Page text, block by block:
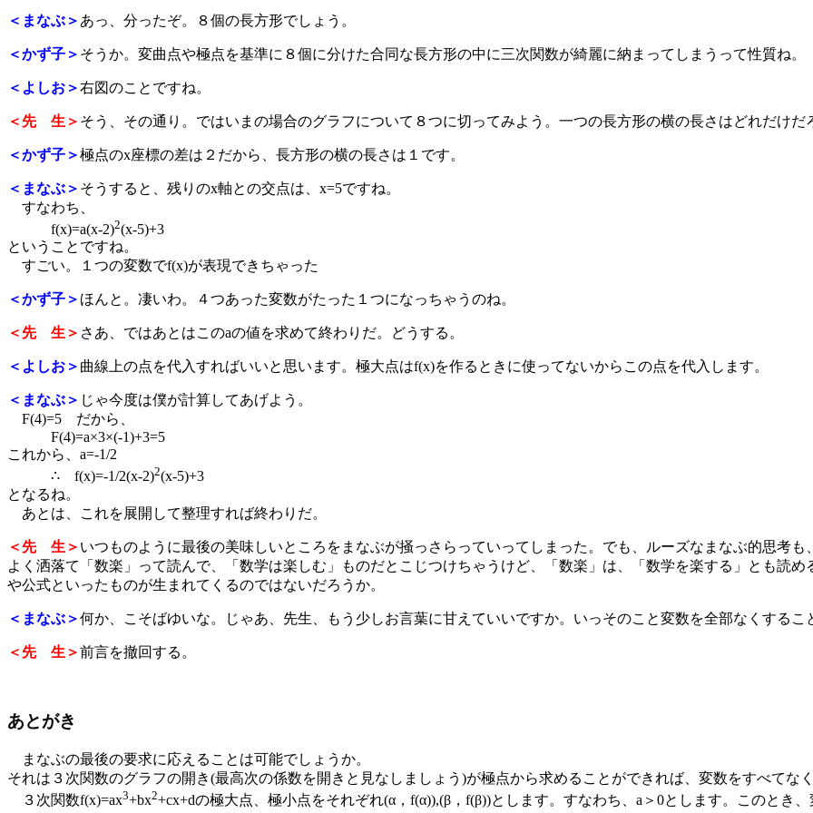
＜まなぶ＞ あっ、分ったぞ。８個の長方形でしょう。
＜かず子＞ そうか。変曲点や極点を基準に８個に分けた合同な長方形の中に三次関数が綺麗に納まってしまうって性質ね。
＜よしお＞右図のことですね。
＜先 生＞ そう、その通り。ではいまの場合のグラフについて８つに切ってみよう。一つの長方形の横の長さはどれだけだ
＜かず子＞極点のx座標の差は２だから、長方形の横の長さは１です。
＜まなぶ＞ そうすると、残りのx軸との交点は、x=5ですね。
すなわち、
f(x)=a(x-2)2(x-5)+3
ということですね。
すごい。１つの変数でf(x)が表現できちゃった
＜かず子＞ ほんと。凄いわ。４つあった変数がたった１つになっちゃうのね。
＜先 生＞ さあ、ではあとはこのaの値を求めて終わりだ。どうする。
＜よしお＞ 曲線上の点を代入すればいいと思います。極大点はf(x)を作るときに使ってないからこの点を代入します。
＜まなぶ＞ じゃ今度は僕が計算してあげよう。
F(4)=5 だから、
F(4)=a×3×(-1)+3=5
これから、a=-1/2
∴ f(x)=-1/2(x-2)2(x-5)+3
となるね。
あとは、これを展開して整理すれば終わりだ。
＜先 生＞ いつものように最後の美味しいところをまなぶが掻っさらっていってしまった。でも、ルーズなまなぶ的思考
よく洒落て「数楽」って読んで、「数学は楽しむ」ものだとこじつけちゃうけど、「数楽」は、「数学を楽する」とも読
や公式といったものが生まれてくるのではないだろうか。
＜まなぶ＞何か、こそばゆいな。じゃあ、先生、もう少しお言葉に甘えていいですか。いっそのこと変数を全部なくするこ
＜先 生＞前言を撤回する。
あとがき
まなぶの最後の要求に応えることは可能でしょうか。
それは３次関数のグラフの開き(最高次の係数を開きと見なしましょう)が極点から求めることができれば、変数をすべてな
３次関数f(x)=ax3+bx2+cx+dの極大点、極小点をそれぞれ(α，f(α)),(β，f(β))とします。すなわち、a＞0とします。このとき